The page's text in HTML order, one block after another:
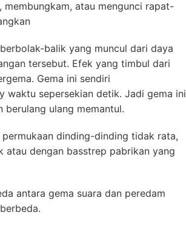
membungkam, atau mengunci rapat-
balik yang muncul dari daya
tersebut. Efek yang timbul dari
Gema ini sendiri
waktu sepersekian detik. Jadi gema ini
berulang ulang memantul.
dinding-dinding tidak rata,
dengan basstrep pabrikan yang
antara gema suara dan peredam